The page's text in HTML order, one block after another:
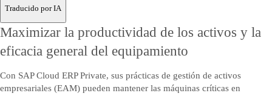
Traducido por IA
Maximizar la productividad de los activos y la
eficacia general del equipamiento
Con SAP Cloud ERP Private, sus prácticas de gestión de activos
empresariales (EAM) pueden mantener las máquinas críticas en